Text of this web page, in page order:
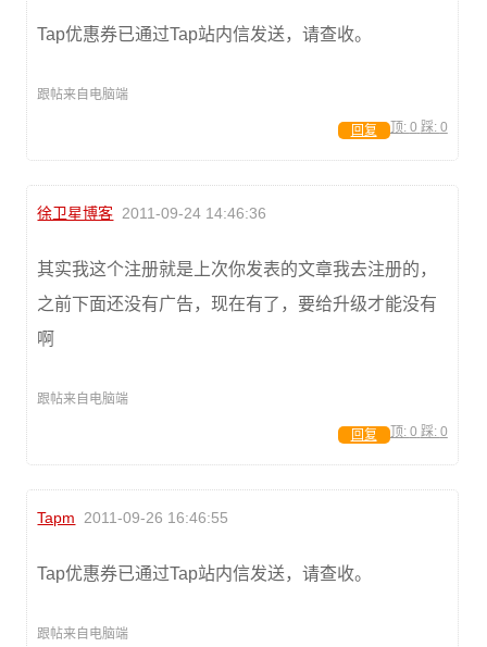
Tap优惠券已通过Tap站内信发送，请查收。
跟帖来自电脑端
顶: 0 踩: 0
回复
徐卫星博客 2011-09-24 14:46:36
其实我这个注册就是上次你发表的文章我去注册的，
之前下面还没有广告，现在有了，要给升级才能没有
啊
跟帖来自电脑端
顶: 0 踩: 0
回复
Tapm 2011-09-26 16:46:55
Tap优惠券已通过Tap站内信发送，请查收。
跟帖来自电脑端